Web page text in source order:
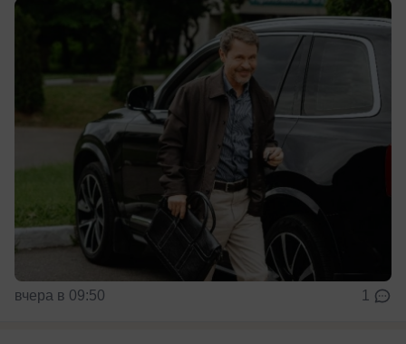
вчера в 09:50 1